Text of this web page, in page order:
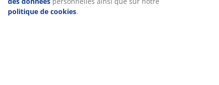
( 5)
politique de cookies.